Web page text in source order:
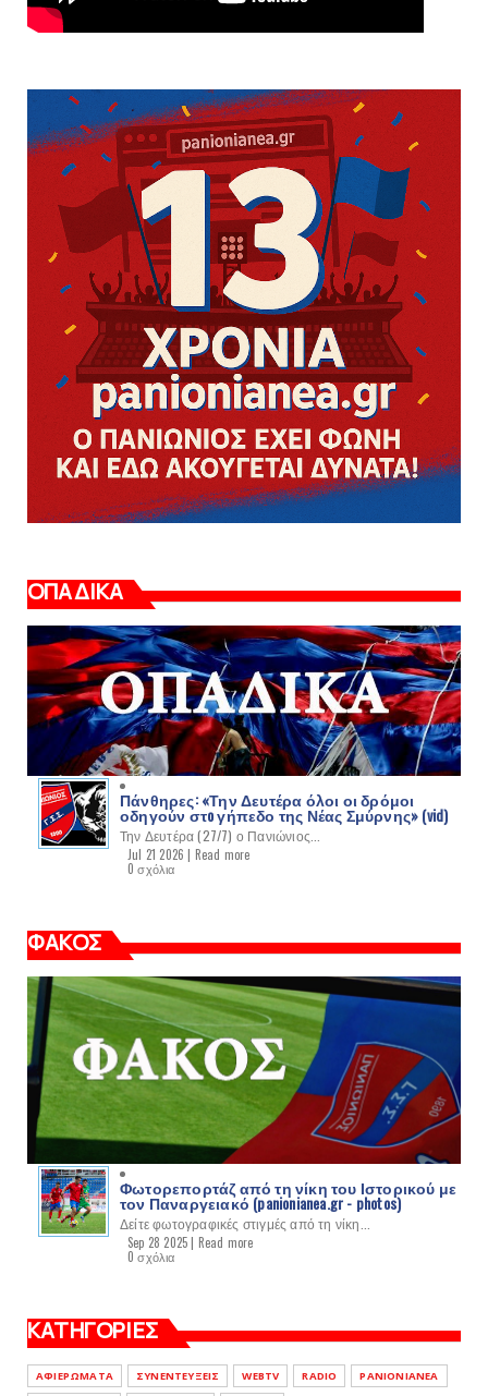
ΟΠΑΔΙΚΑ
Πάνθηρες: «Την Δευτέρα όλοι οι δρόμοι
οδηγούν στo γήπεδο της Νέας Σμύρνης» (vid)
Την Δευτέρα (27/7) ο Πανιώνιος...
Jul 21 2026 | Read more
0 σχόλια
ΦΑΚΟΣ
Φωτορεπορτάζ από τη νίκη του Ιστορικού με
τον Παναργειακό (panionianea.gr - photos)
Δείτε φωτογραφικές στιγμές από τη νίκη...
Sep 28 2025 | Read more
0 σχόλια
ΚΑΤΗΓΟΡΙΕΣ
ΑΦΙΕΡΩΜΑΤΑ ΣΥΝΕΝΤΕΥΞΕΙΣ WEBTV RADIO
PANIONIANEA